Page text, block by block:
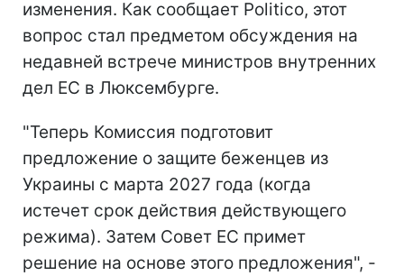
изменения. Как сообщает Politico, этот
вопрос стал предметом обсуждения на
недавней встрече министров внутренних
дел ЕС в Люксембурге.
"Теперь Комиссия подготовит
предложение о защите беженцев из
Украины с марта 2027 года (когда
истечет срок действия действующего
режима). Затем Совет ЕС примет
решение на основе этого предложения", -